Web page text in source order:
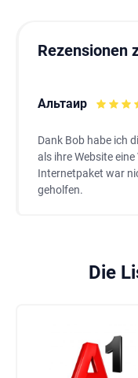
Rezensionen
Aльтаир
Dank Bob habe ich
als ihre Website
Internetpaket war
geholfen.
Die